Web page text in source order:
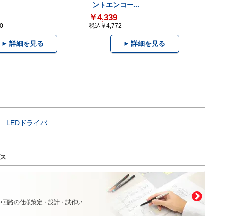
詳細を見る
ントエンコー...
￥4,339
税込￥4,772
詳細を見る
LEDドライバ
路の仕様策定・設計・試作い